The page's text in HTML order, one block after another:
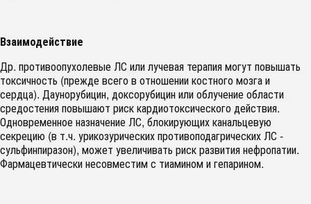
Взаимодействие
Др. противоопухолевые ЛС или лучевая терапия могут повышать
токсичность (прежде всего в отношении костного мозга и
сердца). Даунорубицин, доксорубицин или облучение области
средостения повышают риск кардиотоксического действия.
Одновременное назначение ЛС, блокирующих канальцевую
секрецию (в т.ч. урикозурических противоподагрических ЛС -
сульфинпиразон), может увеличивать риск развития нефропатии.
Фармацевтически несовместим с тиамином и гепарином.